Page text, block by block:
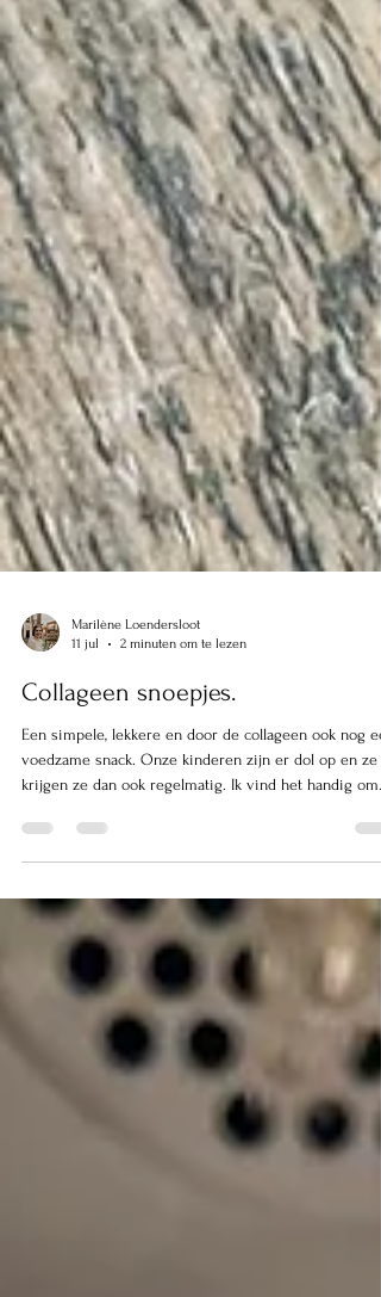
Marilène Loendersloot
11 jul
2 minuten om te lezen
Collageen snoepjes.
Een simpele, lekkere en door de collageen ook nog
voedzame snack. Onze kinderen zijn er dol op en ze
zodat ik ze altijd snel iets kan geven. Het is echt
gemakkelijk om te maken en in verhouding met
"gezonde" snacks uit de winkel ook nog eens
En natuurlijk ook veel voedzamer door de collageen
rundergelatine. Ideaal dus. Wat heb je nodi